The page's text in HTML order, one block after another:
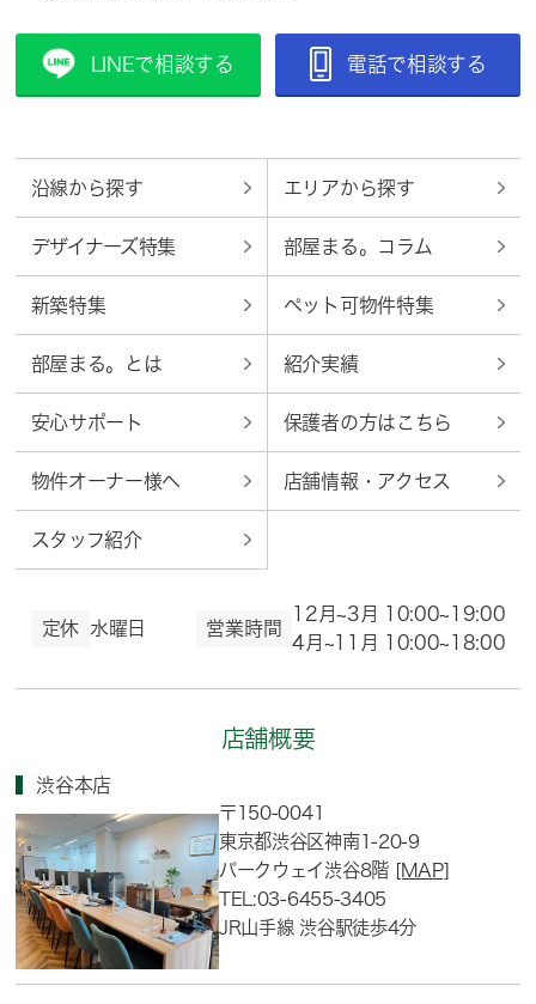
LINEで相談する 電話で相談する
沿線から探す エリアから探す
デザイナーズ特集 部屋まる。コラム
新築特集 ペット可物件特集
部屋まる。とは 紹介実績
安心サポート 保護者の方はこちら
物件オーナー様へ 店舗情報・アクセス
スタッフ紹介
定休 水曜日 営業時間
12月~3月 10:00~19:00
4月~11月 10:00~18:00
店舗概要
渋谷本店
〒150-0041
東京都渋谷区神南1-20-9
パークウェイ渋谷8階 [MAP]
TEL:03-6455-3405
JR山手線 渋谷駅徒歩4分